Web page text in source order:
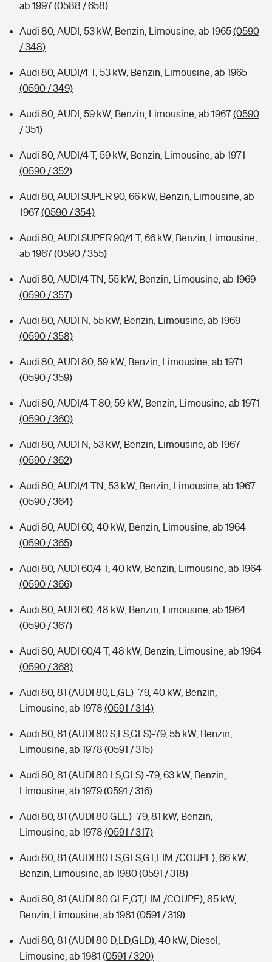
ab 1997(0588 / 658)
Audi 80, AUDI, 53 kW, Benzin, Limousine, ab 1965(0590
/ 348)
Audi 80, AUDI/4 T, 53 kW, Benzin, Limousine, ab 1965
(0590 / 349)
Audi 80, AUDI, 59 kW, Benzin, Limousine, ab 1967(0590
/ 351)
Audi 80, AUDI/4 T, 59 kW, Benzin, Limousine, ab 1971
(0590 / 352)
Audi 80, AUDI SUPER 90, 66 kW, Benzin, Limousine, ab
1967(0590 / 354)
Audi 80, AUDI SUPER 90/4 T, 66 kW, Benzin, Limousine,
ab 1967(0590 / 355)
Audi 80, AUDI/4 TN, 55 kW, Benzin, Limousine, ab 1969
(0590 / 357)
Audi 80, AUDI N, 55 kW, Benzin, Limousine, ab 1969
(0590 / 358)
Audi 80, AUDI 80, 59 kW, Benzin, Limousine, ab 1971
(0590 / 359)
Audi 80, AUDI/4 T 80, 59 kW, Benzin, Limousine, ab 1971
(0590 / 360)
Audi 80, AUDI N, 53 kW, Benzin, Limousine, ab 1967
(0590 / 362)
Audi 80, AUDI/4 TN, 53 kW, Benzin, Limousine, ab 1967
(0590 / 364)
Audi 80, AUDI 60, 40 kW, Benzin, Limousine, ab 1964
(0590 / 365)
Audi 80, AUDI 60/4 T, 40 kW, Benzin, Limousine, ab 1964
(0590 / 366)
Audi 80, AUDI 60, 48 kW, Benzin, Limousine, ab 1964
(0590 / 367)
Audi 80, AUDI 60/4 T, 48 kW, Benzin, Limousine, ab 1964
(0590 / 368)
Audi 80, 81 (AUDI 80,L,GL) -79, 40 kW, Benzin,
Limousine, ab 1978 (0591 / 314)
Audi 80, 81 (AUDI 80 S,LS,GLS)-79, 55 kW, Benzin,
Limousine, ab 1978 (0591 / 315)
Audi 80, 81 (AUDI 80 LS,GLS) -79, 63 kW, Benzin,
Limousine, ab 1979(0591 / 316)
Audi 80, 81 (AUDI 80 GLE) -79, 81 kW, Benzin,
Limousine, ab 1978 (0591 / 317)
Audi 80, 81 (AUDI 80 LS,GLS,GT,LIM./COUPE), 66 kW,
Benzin, Limousine, ab 1980(0591 / 318)
Audi 80, 81 (AUDI 80 GLE,GT,LIM./COUPE), 85 kW,
Benzin, Limousine, ab 1981 (0591 / 319)
Audi 80, 81 (AUDI 80 D,LD,GLD), 40 kW, Diesel,
Limousine, ab 1981 (0591 / 320)